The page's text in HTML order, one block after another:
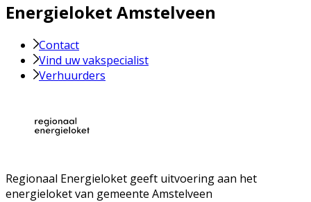
Energieloket Amstelveen
Contact
Vind uw vakspecialist
Verhuurders
Regionaal Energieloket geeft uitvoering aan het
energieloket van gemeente Amstelveen